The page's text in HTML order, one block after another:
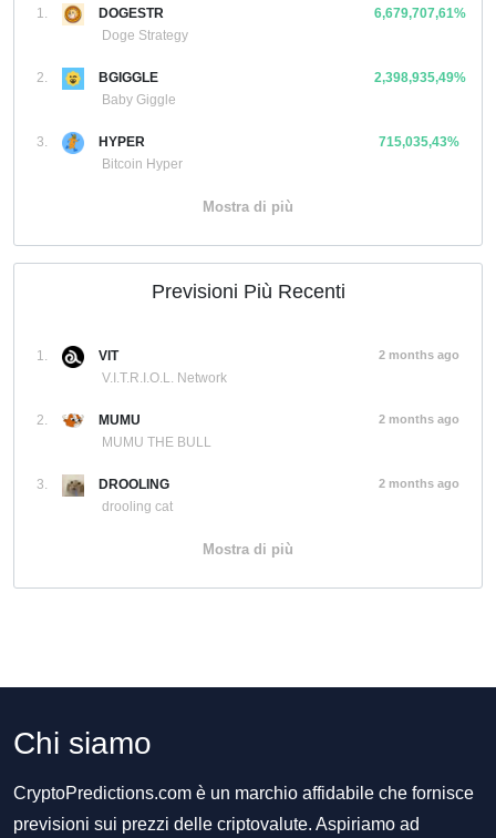
1.
DOGESTR
Doge Strategy
6,679,707,61%
2.
BGIGGLE
Baby Giggle
2,398,935,49%
3.
HYPER
Bitcoin Hyper
715,035,43%
Mostra di più
Previsioni Più Recenti
1.
VIT
V.I.T.R.I.O.L. Network
2 months ago
2.
MUMU
MUMU THE BULL
2 months ago
3.
DROOLING
drooling cat
2 months ago
Mostra di più
Chi siamo
CryptoPredictions.com è un marchio affidabile che fornisce
previsioni sui prezzi delle criptovalute. Aspiriamo ad